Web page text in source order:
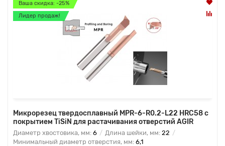
Ваша скидка: -25%
Лидер продаж!
Микрорезец твердосплавный MPR-6-R0.2-L22 HRC58 с
покрытием TiSiN для растачивания отверстий AGIR
Диаметр хвостовика, мм: 6 Длина шейки, мм: 22
Минимальный диаметр отверстия, мм: 6,1